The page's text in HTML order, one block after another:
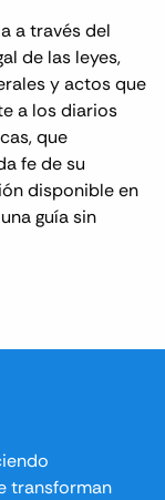
a través del
de las leyes,
y actos que
a los diarios
que
fe de su
disponible en
guía sin
transforman